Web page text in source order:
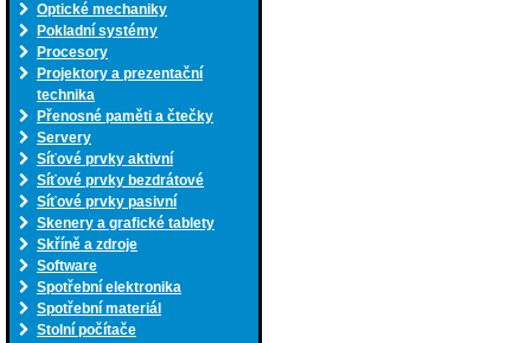
Optické mechaniky
Pokladní systémy
Procesory
Projektory a prezentační
technika
Přenosné paměti a čtečky
Servery
Síťové prvky aktivní
Síťové prvky bezdrátové
Síťové prvky pasivní
Skenery a grafické tablety
Skříně a zdroje
Software
Spotřební elektronika
Spotřební materiál
Stolní počítače